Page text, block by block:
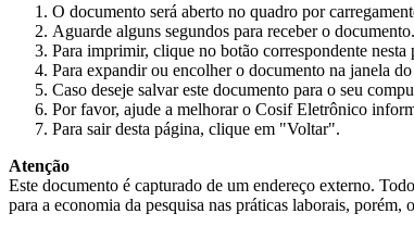
O documento será aberto no quadro por
Aguarde alguns segundos para receber o
Para imprimir, clique no botão correspondente nesta
Para expandir ou encolher o documento na janela
Caso deseje salvar este documento para o seu
Por favor, ajude a melhorar o Cosif Eletrônico
Para sair desta página, clique em "Voltar".
Atenção
Este documento é capturado de um endereço externo.
para a economia da pesquisa nas práticas laborais,